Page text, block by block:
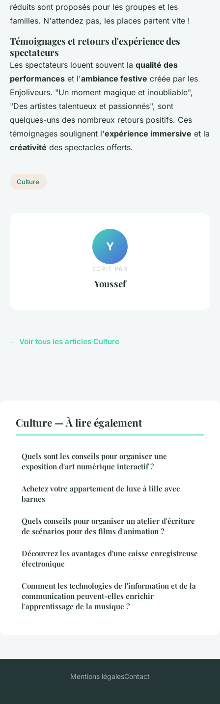
réduits sont proposés pour les groupes et les
familles. N'attendez pas, les places partent vite !
Témoignages et retours d'expérience des
spectateurs
Les spectateurs louent souvent la qualité des
performances et l'ambiance festive créée par les
Enjoliveurs. "Un moment magique et inoubliable",
"Des artistes talentueux et passionnés", sont
quelques-uns des nombreux retours positifs. Ces
témoignages soulignent l'expérience immersive et la
créativité des spectacles offerts.
Culture
Y
ECRIT PAR
Youssef
← Voir tous les articles Culture
Culture — À lire également
Quels sont les conseils pour organiser une
exposition d'art numérique interactif ?
Achetez votre appartement de luxe à lille avec
barnes
Quels conseils pour organiser un atelier d'écriture
de scénarios pour des films d'animation ?
Découvrez les avantages d'une caisse enregistreuse
électronique
Comment les technologies de l'information et de la
communication peuvent-elles enrichir
l'apprentissage de la musique ?
Mentions légalesContact